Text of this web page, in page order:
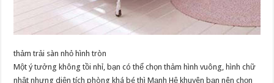
thảm trải sàn nhỏ hình tròn
Một ý tưởng không tồi nhỉ, bạn có thể chọn thảm hình vuông, hình chữ
nhật nhưng diện tích phòng khá bé thì Mạnh Hệ khuyên bạn nên chọn